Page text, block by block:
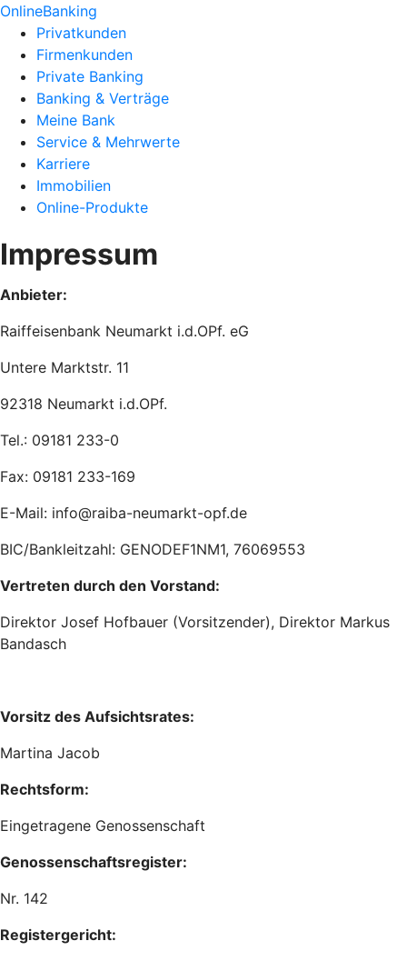
OnlineBanking
Privatkunden
Firmenkunden
Private Banking
Banking & Verträge
Meine Bank
Service & Mehrwerte
Karriere
Immobilien
Online-Produkte
Impressum
Anbieter:
Raiffeisenbank Neumarkt i.d.OPf. eG
Untere Marktstr. 11
92318 Neumarkt i.d.OPf.
Tel.: 09181 233-0
Fax: 09181 233-169
E-Mail: info@raiba-neumarkt-opf.de
BIC/Bankleitzahl: GENODEF1NM1, 76069553
Vertreten durch den Vorstand:
Direktor Josef Hofbauer (Vorsitzender), Direktor Markus
Bandasch
Vorsitz des Aufsichtsrates:
Martina Jacob
Rechtsform:
Eingetragene Genossenschaft
Genossenschaftsregister:
Nr. 142
Registergericht: